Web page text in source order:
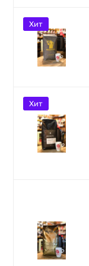
Хит
Хит